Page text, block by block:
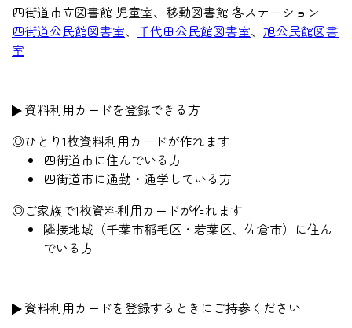
四街道市立図書館 児童室、移動図書館 各ステーション
四街道公民館図書室、 千代田公民館図書室、 旭公民館図書
室
資料利用カードを登録できる方
◎ひとり1枚資料利用カードが作れます
四街道市に住んでいる方
四街道市に通勤・通学している方
◎ご家族で1枚資料利用カードが作れます
隣接地域（千葉市稲毛区・若葉区、佐倉市）に住ん
でいる方
資料利用カードを登録するときにご持参ください